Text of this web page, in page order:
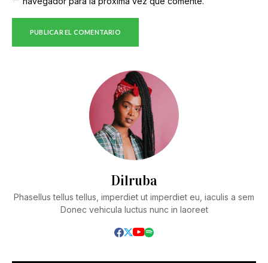
Dilruba
Phasellus tellus tellus, imperdiet ut imperdiet eu, iaculis a sem
Donec vehicula luctus nunc in laoreet